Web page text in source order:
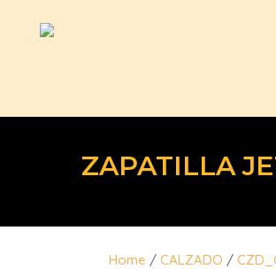
ZAPATILLA
Home /CALZADO /